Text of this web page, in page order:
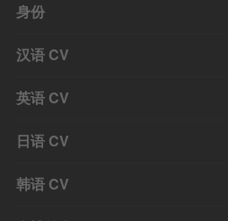
身份
汉语 CV
英语 CV
日语 CV
韩语 CV